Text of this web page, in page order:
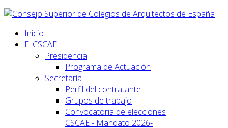
Inicio
El CSCAE
Presidencia
Programa de Actuación
Secretaría
Perfil del contratante
Grupos de trabajo
Convocatoria de elecciones
CSCAE - Mandato 2026-